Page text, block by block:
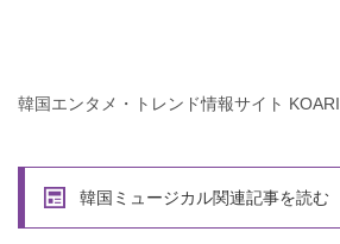
韓国エンタメ・トレンド情報サイト KOARI
韓国ミュージカル関連記事を読む